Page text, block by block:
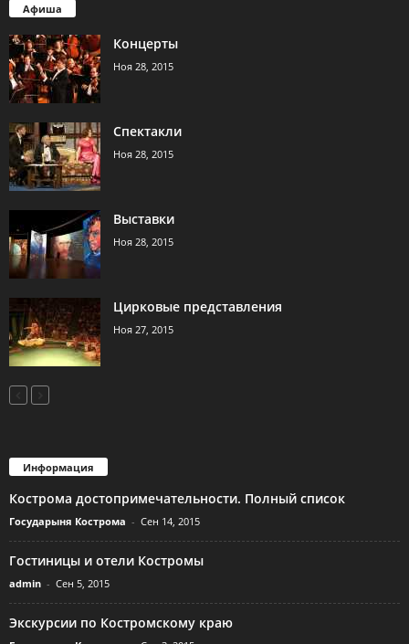
Афиша
Концерты
Ноя 28, 2015
Спектакли
Ноя 28, 2015
Выставки
Ноя 28, 2015
Цирковые представления
Ноя 27, 2015
Информация
Кострома достопримечательности. Полный список
Государыня Кострома - Сен 14, 2015
Гостиницы и отели Костромы
admin - Сен 5, 2015
Экскурсии по Костромскому краю